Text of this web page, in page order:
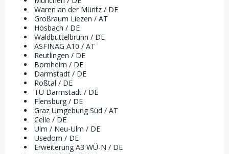
Waren an der Müritz / DE
Großraum Liezen / AT
Hösbach / DE
Waldbüttelbrunn / DE
ASFINAG A10 / AT
Reutlingen / DE
Bornheim / DE
Darmstadt / DE
Roßtal / DE
TU Darmstadt / DE
Flensburg / DE
Graz Umgebung Süd / AT
Celle / DE
Ulm / Neu-Ulm / DE
Usedom / DE
Erweiterung A3 WÜ-N / DE